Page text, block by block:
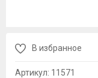
В избранное
Артикул: 11571